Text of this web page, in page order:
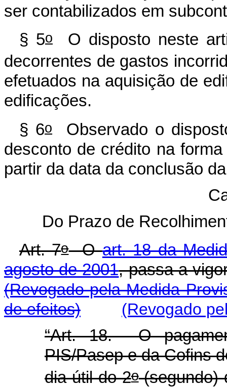
ser contabilizados em
§ 5o
O disposto neste
decorrentes de gastos
efetuados na aquisição de
edificações.
§ 6o
Observado o
desconto de crédito na
partir da data da conclusão
Do Prazo de
Art. 7oOart. 18 da
agosto de 2001, passa a
(Revogado pela Medida
de efeitos)
(Revogado
“Art. 18. O
PIS/Pasep e da Cofins
dia útil do 2o(segundo)